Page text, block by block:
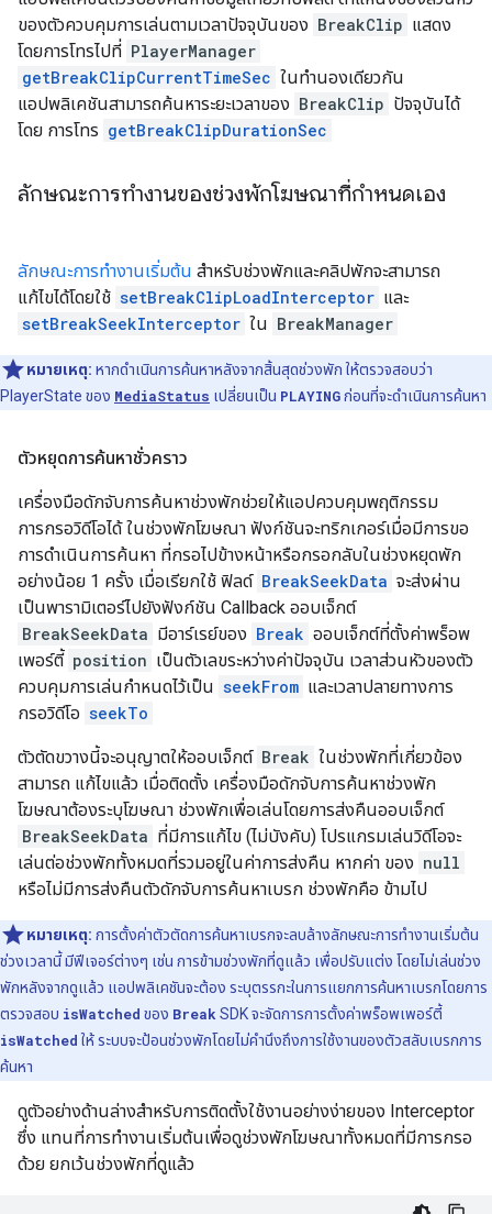
ของตัวควบคุมการเล่นตามเวลาปัจจุบันของ BreakClip แสดง
โดยการโทรไปที่ PlayerManager
getBreakClipCurrentTimeSec ในทํานองเดียวกัน
แอปพลิเคชันสามารถค้นหาระยะเวลาของ BreakClip ปัจจุบันได้
โดย การโทร getBreakClipDurationSec
ลักษณะการทำงานของช่วงพักโฆษณาที่กำหนดเอง
ลักษณะการทำงานเริ่มต้น สำหรับช่วงพักและคลิปพักจะสามารถ
แก้ไขได้โดยใช้ setBreakClipLoadInterceptor และ
setBreakSeekInterceptor ใน BreakManager
หมายเหตุ: หากดำเนินการค้นหาหลังจากสิ้นสุดช่วงพัก ให้ตรวจสอบว่า
PlayerState ของ MediaStatus เปลี่ยนเป็น PLAYINGก่อนที่จะดำเนินการค้นหา
ตัวหยุดการค้นหาชั่วคราว
เครื่องมือดักจับการค้นหาช่วงพักช่วยให้แอปควบคุมพฤติกรรม
การกรอวิดีโอได้ ในช่วงพักโฆษณา ฟังก์ชันจะทริกเกอร์เมื่อมีการขอ
การดำเนินการค้นหา ที่กรอไปข้างหน้าหรือกรอกลับในช่วงหยุดพัก
อย่างน้อย 1 ครั้ง เมื่อเรียกใช้ ฟิลด์ BreakSeekData จะส่งผ่าน
เป็นพารามิเตอร์ไปยังฟังก์ชัน Callback ออบเจ็กต์
BreakSeekData มีอาร์เรย์ของ Break ออบเจ็กต์ที่ตั้งค่าพร็อพ
เพอร์ตี้ position เป็นตัวเลขระหว่างค่าปัจจุบัน เวลาส่วนหัวของตัว
ควบคุมการเล่นกำหนดไว้เป็น seekFrom และเวลาปลายทางการ
กรอวิดีโอ seekTo
ตัวตัดขวางนี้จะอนุญาตให้ออบเจ็กต์ Break ในช่วงพักที่เกี่ยวข้อง
สามารถ แก้ไขแล้ว เมื่อติดตั้ง เครื่องมือดักจับการค้นหาช่วงพัก
โฆษณาต้องระบุโฆษณา ช่วงพักเพื่อเล่นโดยการส่งคืนออบเจ็กต์
BreakSeekData ที่มีการแก้ไข (ไม่บังคับ) โปรแกรมเล่นวิดีโอจะ
เล่นต่อช่วงพักทั้งหมดที่รวมอยู่ในค่าการส่งคืน หากค่า ของ null
หรือไม่มีการส่งคืนตัวดักจับการค้นหาเบรก ช่วงพักคือ ข้ามไป
หมายเหตุ: การตั้งค่าตัวตัดการค้นหาเบรกจะลบล้างลักษณะการทำงานเริ่มต้น
ช่วงเวลานี้ มีฟีเจอร์ต่างๆ เช่น การข้ามช่วงพักที่ดูแล้ว เพื่อปรับแต่ง โดยไม่เล่นช่วง
พักหลังจากดูแล้ว แอปพลิเคชันจะต้อง ระบุตรรกะในการแยกการค้นหาเบรกโดยการ
ตรวจสอบ isWatched ของ Break SDK จะจัดการการตั้งค่าพร็อพเพอร์ตี้
isWatched ให้ ระบบจะป้อนช่วงพักโดยไม่คำนึงถึงการใช้งานของตัวสลับเบรกการ
ค้นหา
ดูตัวอย่างด้านล่างสำหรับการติดตั้งใช้งานอย่างง่ายของ Interceptor
ซึ่ง แทนที่การทำงานเริ่มต้นเพื่อดูช่วงพักโฆษณาทั้งหมดที่มีการกรอ
ด้วย ยกเว้นช่วงพักที่ดูแล้ว